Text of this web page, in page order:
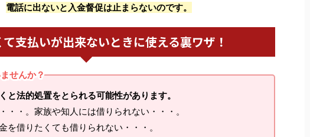
電話に出ないと入金督促は止まらないのです。
支払いが出来ないときに使える裏ワザ！
せんか？
と法的処置をとられる可能性があります。
・・。家族や知人には借りられない・・・。
を借りたくても借りられない・・・。